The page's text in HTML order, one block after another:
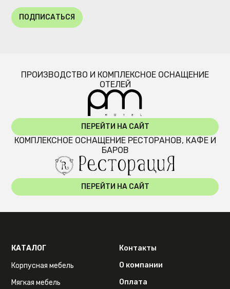
ПОДПИСАТЬСЯ
ПРОИЗВОДСТВО И КОМПЛЕКСНОЕ ОСНАЩЕНИЕ
ОТЕЛЕЙ
ПЕРЕЙТИ НА САЙТ
КОМПЛЕКСНОЕ ОСНАЩЕНИЕ РЕСТОРАНОВ, КАФЕ И
БАРОВ
ПЕРЕЙТИ НА САЙТ
КАТАЛОГ
Корпусная мебель
Мягкая мебель
Контакты
О компании
Оплата